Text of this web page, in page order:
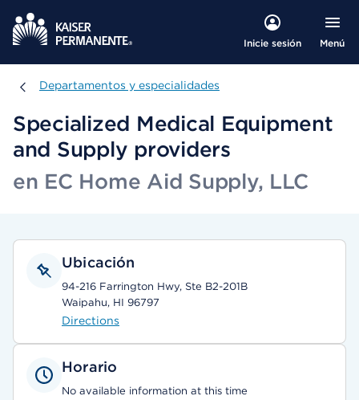
Inicie sesión Menú
Departamentos y especialidades
Departamentos y especialidades
Specialized Medical Equipment
and Supply providers
en EC Home Aid Supply, LLC
Ubicación
94-216 Farrington Hwy, Ste B2-201B
Waipahu, HI 96797
Directions
Horario
No available information at this time